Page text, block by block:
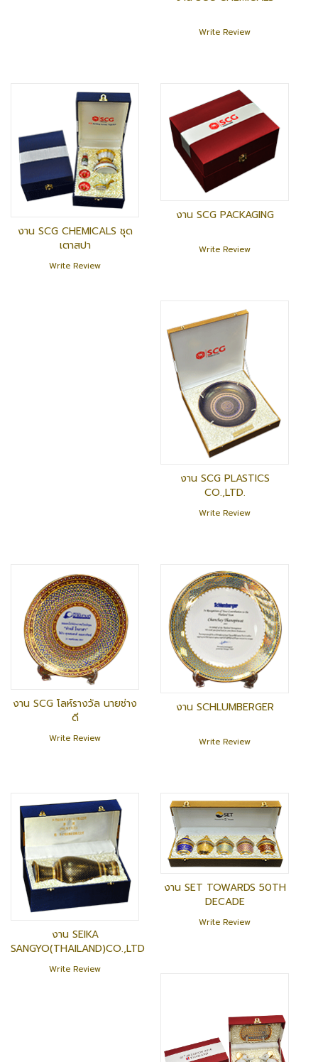
Write Review
งาน SCG CHEMICALS ชุด
เตาสปา
Write Review
งาน SCG PACKAGING
Write Review
งาน SCG PLASTICS
CO.,LTD.
Write Review
งาน SCG โลห์รางวัล นายช่าง
ดี
Write Review
งาน SCHLUMBERGER
Write Review
งาน SEIKA
SANGYO(THAILAND)CO.,LTD
Write Review
งาน SET TOWARDS 50TH
DECADE
Write Review